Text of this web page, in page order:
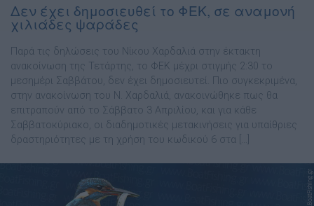
Δεν έχει δημοσιευθεί το ΦΕΚ, σε αναμονή
χιλιάδες ψαράδες
Παρά τις δηλώσεις του Νίκου Χαρδαλιά στην έκτακτη
ανακοίνωση της Τετάρτης, το ΦΕΚ μέχρι στιγμής 2:30 το
μεσημέρι Σαββάτου, δεν έχει δημοσιευτεί. Πιο συγκεκριμένα,
στην ανακοίνωση του Ν. Χαρδαλιά, ανακοινώθηκε πως θα
επιτραπούν από το Σάββατο 3 Απριλίου, και για κάθε
Σαββατοκύριακο, οι διαδημοτικές μετακινήσεις για υπαίθριες
δραστηριότητες με τη χρήση του κωδικού 6 στα […]